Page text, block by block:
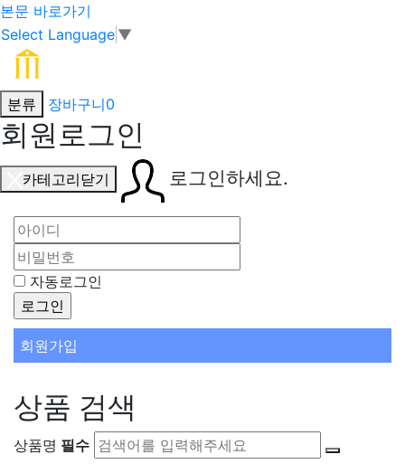
본문 바로가기
Select Language ▼
분류 장바구니0
회원로그인
카테고리닫기 로그인하세요.
자동로그인
회원가입
상품 검색
상품명 필수